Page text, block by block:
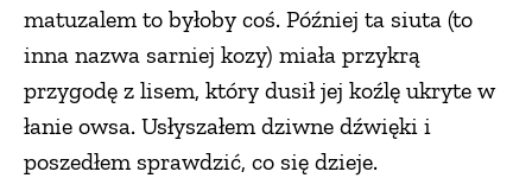
matuzalem to byłoby coś. Później ta siuta (to
inna nazwa sarniej kozy) miała przykrą
przygodę z lisem, który dusił jej koźlę ukryte w
łanie owsa. Usłyszałem dziwne dźwięki i
poszedłem sprawdzić, co się dzieje.